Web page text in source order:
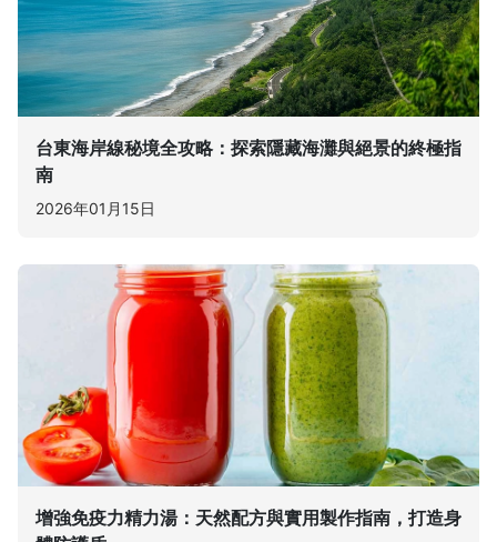
台東海岸線秘境全攻略：探索隱藏海灘與絕景的終極指
南
2026年01月15日
增強免疫力精力湯：天然配方與實用製作指南，打造身